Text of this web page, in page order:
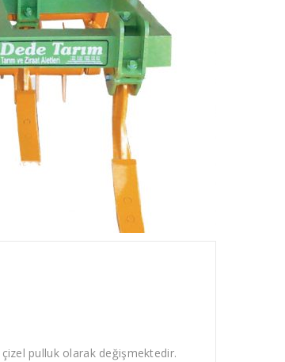
pulluk olarak değişmektedir.